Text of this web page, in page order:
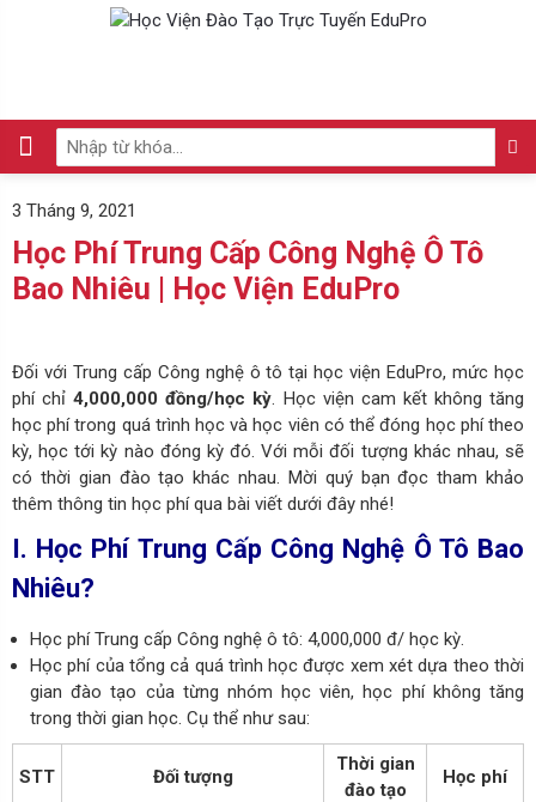
3 Tháng 9, 2021
Học Phí Trung Cấp Công Nghệ Ô Tô
Bao Nhiêu | Học Viện EduPro
Đối với Trung cấp Công nghệ ô tô tại học viện EduPro, mức học
phí chỉ 4,000,000 đồng/học kỳ . Học viện cam kết không tăng
học phí trong quá trình học và học viên có thể đóng học phí theo
kỳ, học tới kỳ nào đóng kỳ đó. Với mỗi đối tượng khác nhau, sẽ
có thời gian đào tạo khác nhau. Mời quý bạn đọc tham khảo
thêm thông tin học phí qua bài viết dưới đây nhé!
I. Học Phí Trung Cấp Công Nghệ Ô Tô Bao
Nhiêu?
Học phí Trung cấp Công nghệ ô tô: 4,000,000 đ/ học kỳ.
Học phí của tổng cả quá trình học được xem xét dựa theo thời
gian đào tạo của từng nhóm học viên, học phí không tăng
trong thời gian học. Cụ thể như sau:
STT Đối tượng
Thời gian
đào tạo
Học phí